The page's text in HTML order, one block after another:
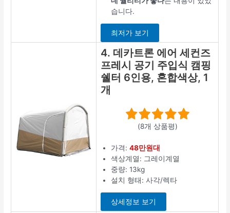
습니다.
최저가 보기
4. 데카트론 에어 세컨즈
프레시 공기 주입식 캠핑
쉘터 6인용, 혼합색상, 1
개
(8개 상품평)
가격:48만원대
색상계열: 그레이계열
중량: 13kg
설치 형태: 사각/렉타
상세정보 보기